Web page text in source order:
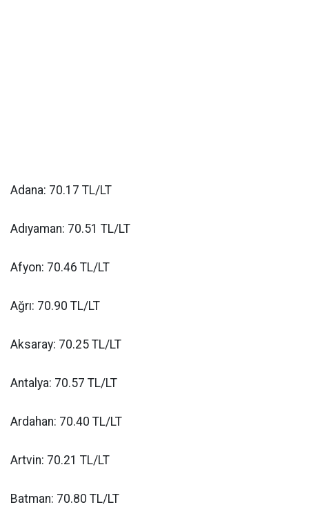
Adana: 70.17 TL/LT
Adıyaman: 70.51 TL/LT
Afyon: 70.46 TL/LT
Ağrı: 70.90 TL/LT
Aksaray: 70.25 TL/LT
Antalya: 70.57 TL/LT
Ardahan: 70.40 TL/LT
Artvin: 70.21 TL/LT
Batman: 70.80 TL/LT